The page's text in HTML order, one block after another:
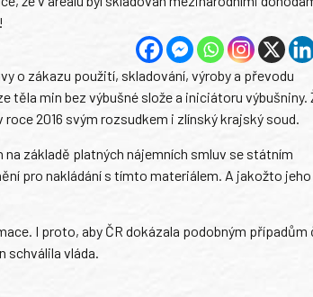
o zákazu použití, skladování, výroby a převodu
těla min bez výbušné slože a iniciátoru výbušniny.
2016 svým rozsudkem i zlínský krajský soud.
základě platných nájemních smluv se státním
pro nakládání s tímto materiálem. A jakožto jeho
I proto, aby ČR dokázala podobným případům
schválila vláda.